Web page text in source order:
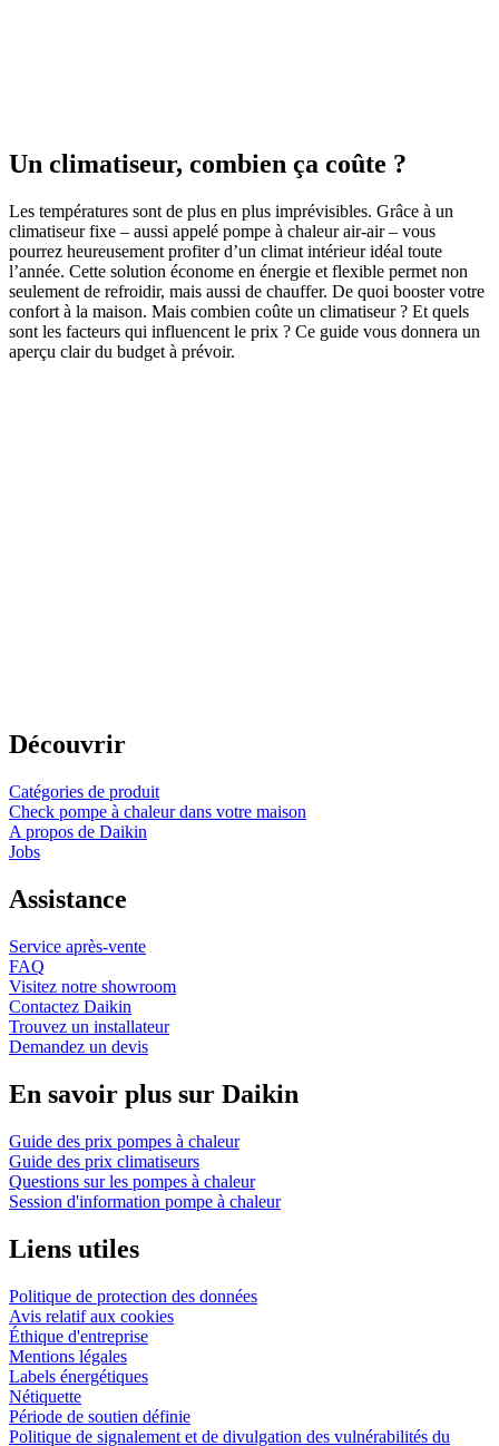
Un climatiseur, combien ça coûte ?
Les températures sont de plus en plus imprévisibles. Grâce à un
climatiseur fixe – aussi appelé pompe à chaleur air-air – vous
pourrez heureusement profiter d’un climat intérieur idéal toute
l’année. Cette solution économe en énergie et flexible permet non
seulement de refroidir, mais aussi de chauffer. De quoi booster votre
confort à la maison. Mais combien coûte un climatiseur ? Et quels
sont les facteurs qui influencent le prix ? Ce guide vous donnera un
aperçu clair du budget à prévoir.
Découvrir
Catégories de produit
Check pompe à chaleur dans votre maison
A propos de Daikin
Jobs
Assistance
Service après-vente
FAQ
Visitez notre showroom
Contactez Daikin
Trouvez un installateur
Demandez un devis
En savoir plus sur Daikin
Guide des prix pompes à chaleur
Guide des prix climatiseurs
Questions sur les pompes à chaleur
Session d'information pompe à chaleur
Liens utiles
Politique de protection des données
Avis relatif aux cookies
Éthique d'entreprise
Mentions légales
Labels énergétiques
Nétiquette
Période de soutien définie
Politique de signalement et de divulgation des vulnérabilités du